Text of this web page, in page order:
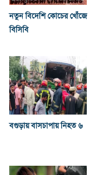
নতুন বিদেশি কোচের খোঁজে
বিসিবি
বগুড়ায় বাসচাপায় নিহত ৬